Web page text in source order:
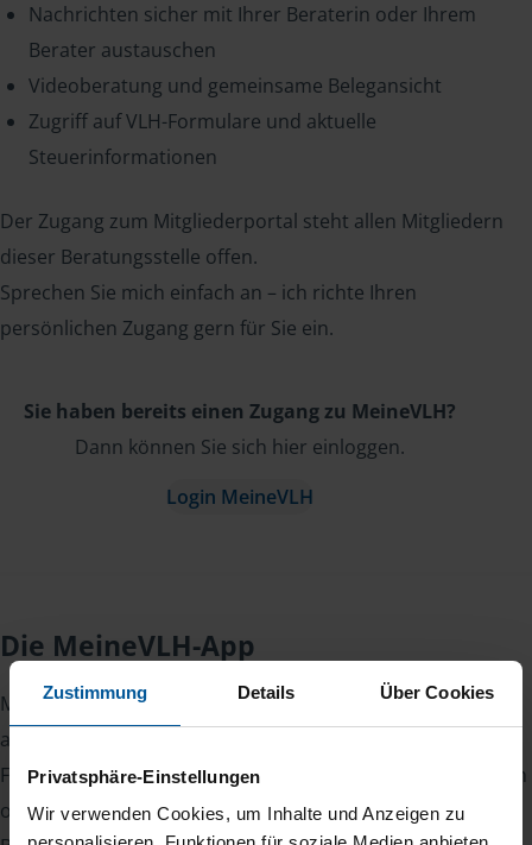
Zustimmung Details Über Cookies
Privatsphäre-Einstellungen
Wir verwenden Cookies, um Inhalte und Anzeigen zu
Nachrichten sicher mit Ihrer Beraterin oder Ihrem
Berater austauschen
Videoberatung und gemeinsame Belegansicht
Zugriff auf VLH-Formulare und aktuelle
Steuerinformationen
Der Zugang zum Mitgliederportal steht allen Mitgliedern
dieser Beratungsstelle offen.
Sprechen Sie mich einfach an – ich richte Ihren
persönlichen Zugang gern für Sie ein.
Sie haben bereits einen Zugang zu MeineVLH?
Dann können Sie sich hier einloggen.
Login MeineVLH
Die MeineVLH-App
Mit derMeineVLH-App
haben Sie Ihre Steuererklärung
auch unterwegs im Griff.
Fotografieren Sie Belege, laden Sie Dokumente sicher hoch
oder lesen Sie Nachrichten von Ihrer Beraterin oder Ihrem